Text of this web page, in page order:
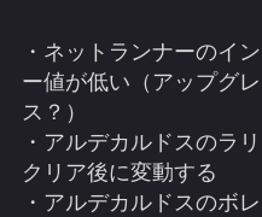
・ネットランナーのイ
ー値が低い（アップグ
ス？）
・アルデカルドスのラ
クリア後に変動する
・アルデカルドスのボ